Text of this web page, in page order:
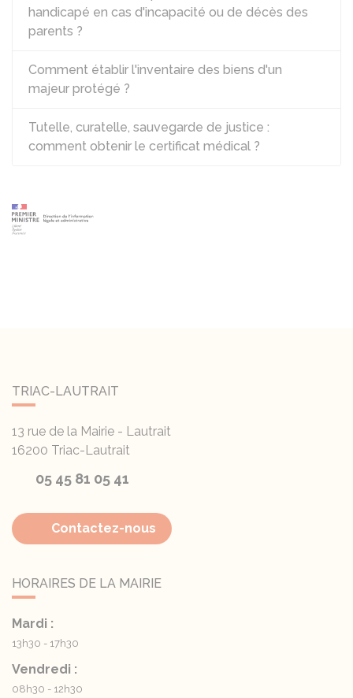
handicapé en cas d'incapacité ou de décès des
parents ?
Comment établir l'inventaire des biens d'un
majeur protégé ?
Tutelle, curatelle, sauvegarde de justice :
comment obtenir le certificat médical ?
TRIAC-LAUTRAIT
13 rue de la Mairie - Lautrait
16200 Triac-Lautrait
05 45 81 05 41
Contactez-nous
HORAIRES DE LA MAIRIE
Mardi :
13h30 - 17h30
Vendredi :
08h30 - 12h30